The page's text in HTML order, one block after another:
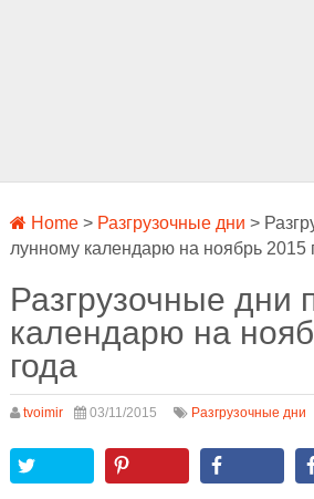
Home> Разгрузочные дни >
лунному календарю на ноябрь 2015
Разгрузочные дни
календарю на
года
tvoimir 03/11/2015 Разгрузочные дни